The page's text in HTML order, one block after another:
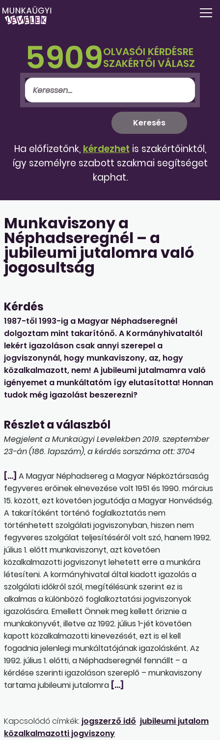
5909OLVASÓI KÉRDÉSRE
SZAKÉRTŐI VÁLASZ
Ha előfizetőnk, kérdezhet is szakértőinktől,
így személyre szabott szakmai segítséget
kaphat.
Munkaviszony a
Néphadseregnél – a
jubileumi jutalomra való
jogosultság
Kérdés
1987-től 1993-ig a Magyar Néphadseregnél
dolgoztam mint takarítónő. A Kormányhivataltól
lekért igazoláson csak annyi szerepel a
jogviszonynál, hogy munkaviszony, az, hogy
közalkalmazott, nem! A jubileumi jutalmamra való
igényemet a munkáltatóm így elutasította! Honnan
tudok még igazolást beszerezni?
Részlet a válaszból
Megjelent a Munkaügyi Levelekben 2019. szeptember
23-án (186. lapszám), a kérdés sorszáma ott: 3704
[…] A Magyar Néphadsereg a Magyar Népköztársaság
fegyveres erőinek elnevezése volt 1951 és 1990. március
15. között, ezt követően jogutódja a Magyar Honvédség.
A takarítóként történő foglalkoztatás nem
történhetett szolgálati jogviszonyban, hiszen nem
fegyveres szolgálat teljesítéséről volt szó, hanem 1992.
július 1. előtt munkaviszonyt, azt követően
közalkalmazotti jogviszonyt lehetett erre a munkára
létesíteni. A kormányhivatal által kiadott igazolás a
szolgálati időkről szól, megítélésünk szerint ez is
alkalmas a különböző foglalkoztatási jogviszonyok
igazolására. Emellett Önnek meg kellett őriznie a
munkakönyvét, illetve az 1992. július 1-jét követően
kapott közalkalmazotti kinevezését, ezt is el kell
fogadnia jelenlegi munkáltatójának igazolásként. Az
1992. július 1. előtti, a Néphadseregnél fennállt – a
kérdése szerinti igazoláson szereplő – munkaviszony
tartama jubileumi jutalomra […]
Kapcsolódó címkék: jogszerző idő jubileumi jutalom
közalkalmazotti jogviszony